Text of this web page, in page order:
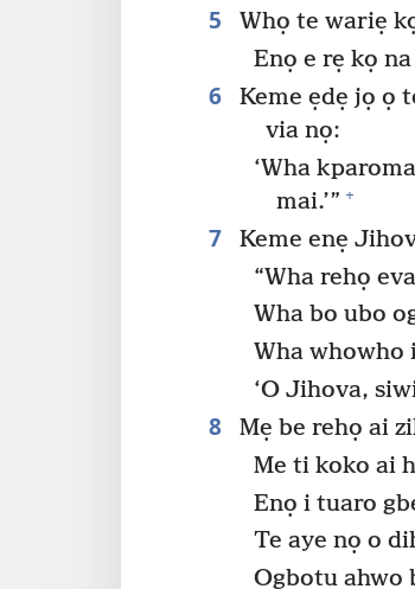
5 Whọ te wariẹ
Enọ e rẹ kọ
6
Keme ẹdẹ jọ ọ
via nọ:
‘Wha
mai.’” +
7
Keme enẹ
“Wha rehọ
Wha bo ubo
Wha whowho
‘O Jihova,
8 Mẹ be rehọ ai
Me ti koko ai
Enọ i tuaro
Te aye nọ o
Ogbotu ahwo